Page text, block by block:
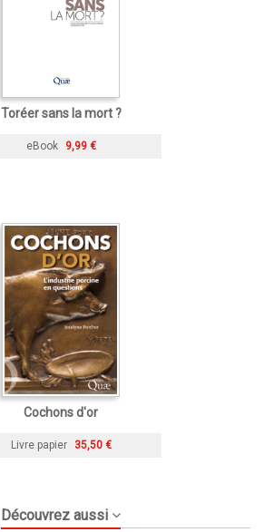
Toréer sans la mort ?
eBook 9,99 €
Cochons d'or
Livre papier 35,50 €
Découvrez aussi